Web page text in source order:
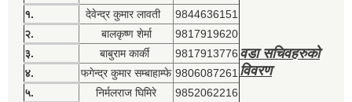
१. देवेन्द्र कुमार लावती
9844636151
२.
बालकृष्ण शेर्मा
9817919620
३.
बाबुराम कार्की
9817913776
४.
फगेन्द्र कुमार सम्बाहाम्फे 9806087261
५.
निर्मलराज घिमिरे 9852062216
वडा सचिवहरुको
विवरण